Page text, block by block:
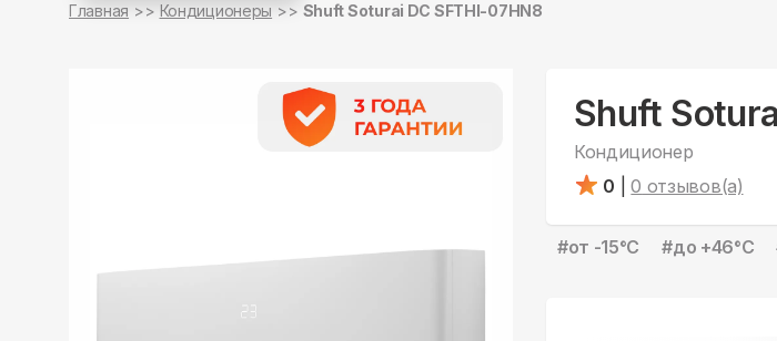
Главная Кондиционеры Shuft Soturai DC SFTHI-07HN8
Shuft
Кондиционер
0
0 отзывов(а)
#от -15°С #до +46°С